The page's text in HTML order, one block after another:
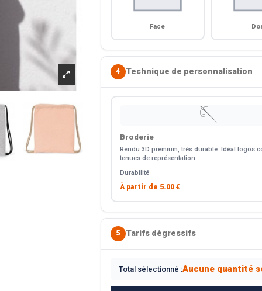
Face
4 Technique de personnalisation
🪡
Broderie
Rendu 3D premium, très durable. Idéal logos
tenues de représentation.
Durabilité
À partir de 5.00 €
5 Tarifs dégressifs
Total sélectionné :Aucune quantité